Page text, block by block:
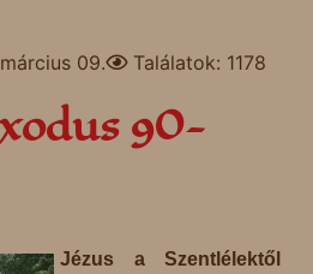
09. Találatok: 1178
90-
Jézus a Szentlélektől